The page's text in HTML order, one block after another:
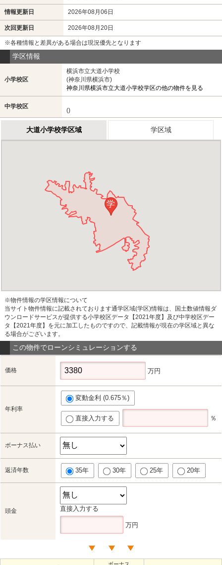
情報更新日 2026年08月06日
次回更新日 2026年08月20日
※各種情報と差異がある場合は現況優先となります
学区情報
小学校区
横浜市立大道小学校
(神奈川県横浜市)
神奈川県横浜市立大道小学校学区の他の物件を見る
中学校区
()
大道小学校学区域 学区域
学
※物件情報の学区情報について
当サイト物件情報に記載されております通学区域(学区)情報は、国土数値情報ダ
ウンロードサービスが提供する小学校区データ【2021年度】及び中学校区デー
タ【2021年度】を元に加工したものですので、記載情報が現在の学区域と異な
る場合がございます。
この物件でローンシミュレーションする
価格 万円
年利率
変動金利 (0.675％)
直接入力する ％
ボーナス払い
返済年数 35年 30年 25年 20年
頭金 直接入力する
万円